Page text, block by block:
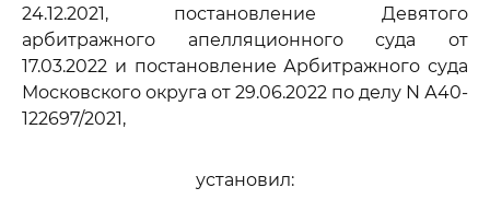
24.12.2021, постановление Девятого
арбитражного апелляционного суда от
17.03.2022 и постановление Арбитражного суда
Московского округа от 29.06.2022 по делу N А40-
122697/2021,
установил: